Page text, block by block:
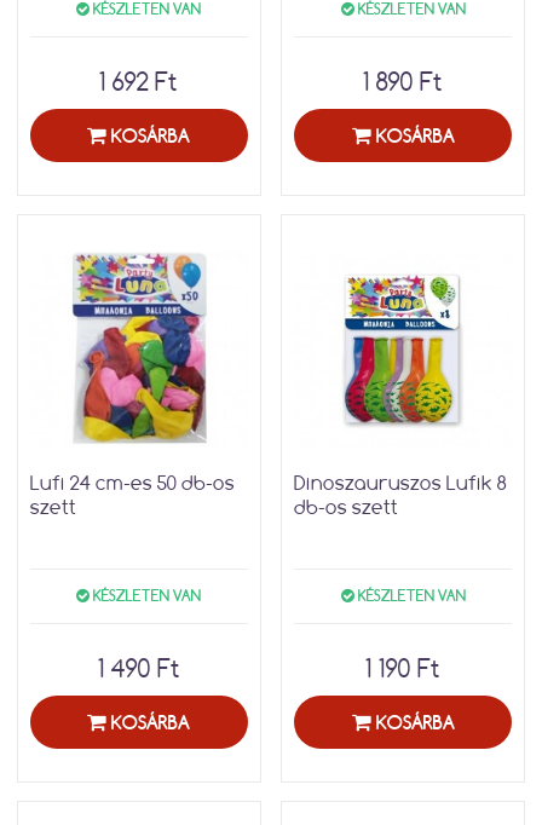
KÉSZLETEN VAN
1 692 Ft
KOSÁRBA
KÉSZLETEN VAN
1 890 Ft
KOSÁRBA
Lufi 24 cm-es 50 db-os
szett
KÉSZLETEN VAN
1 490 Ft
KOSÁRBA
Dinoszauruszos Lufik 8
db-os szett
KÉSZLETEN VAN
1 190 Ft
KOSÁRBA